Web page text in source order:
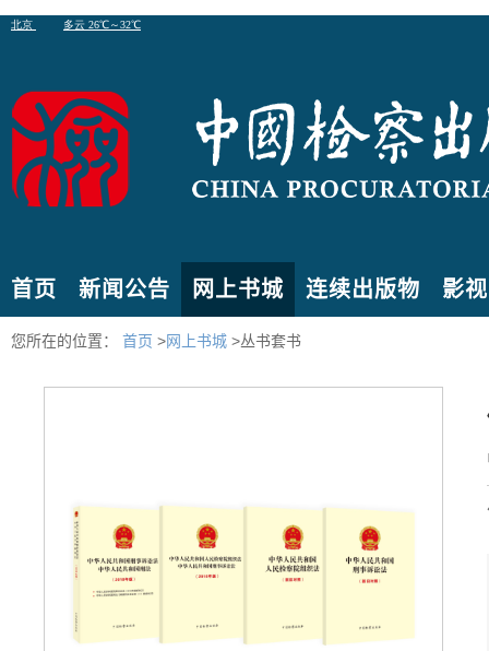
首页 新闻公告 网上书城 连续出版物 影
您所在的位置： 首页 >网上书城 >丛书套书